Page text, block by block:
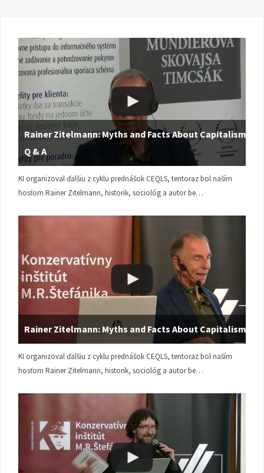
Rainer Zitelmann: Myths and Facts About Capitalism |
Q & A
KI organizoval ďalšiu z cyklu prednášok CEQLS, tentoraz bol naším
hosťom Rainer Zitelmann, historik, sociológ a autor be…
Rainer Zitelmann: Myths and Facts About Capitalism
KI organizoval ďalšiu z cyklu prednášok CEQLS, tentoraz bol naším
hosťom Rainer Zitelmann, historik, sociológ a autor be…